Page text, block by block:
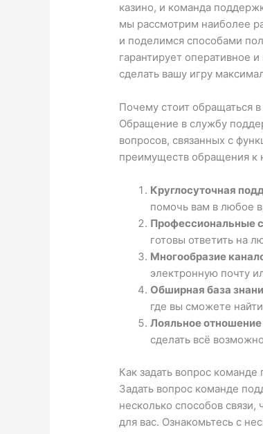
казино, и команда
мы рассмотрим наиболее
и поделимся способами
гарантирует оперативное
сделать вашу игру
Почему стоит обращаться
Обращение в службу
вопросов, связанных с
преимуществ обращения к
Круглосуточная
помочь вам в любое
Профессиональные
готовы ответить на
Многообразие
электронную почту
Обширная база
где вы сможете
Лояльное
сделать всё
Как задать вопрос
Задать вопрос команде
несколько способов
для вас. Ознакомьтесь с